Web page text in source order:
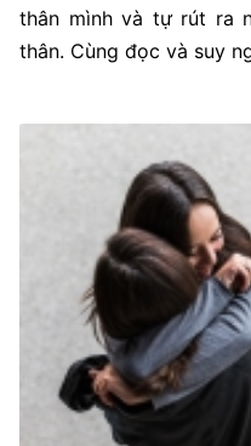
thân mình và tự rút ra
thân. Cùng đọc và suy